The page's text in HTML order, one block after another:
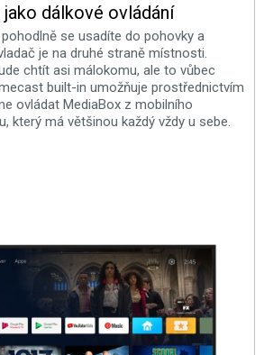
dálkové ovládání
se usadíte do pohovky a
je na druhé straně místnosti.
chtít asi málokomu, ale to vůbec
built-in umožňuje prostřednictvím
ovládat MediaBox z mobilního
který má většinou každý vždy u sebe.